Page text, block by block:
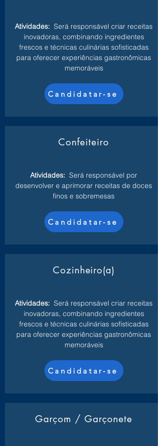
Atividades: Será responsável criar receitas
inovadoras, combinando ingredientes
frescos e técnicas culinárias sofisticadas
para oferecer experiências gastronômicas
memoráveis
Candidatar-se
Confeiteiro
Atividades: Será responsável por
desenvolver e aprimorar receitas de doces
finos e sobremesas
Candidatar-se
Cozinheiro(a)
Atividades: Será responsável criar receitas
inovadoras, combinando ingredientes
frescos e técnicas culinárias sofisticadas
para oferecer experiências gastronômicas
memoráveis
Candidatar-se
Garçom / Garçonete